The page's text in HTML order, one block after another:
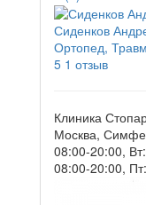
Сиденков
Ортопед,
5 1 отзыв
Клиника
Москва,
08:00-20:00,
08:00-20:00,